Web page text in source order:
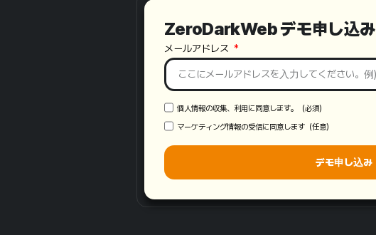
ZeroDarkWeb デモ申し込み
メールアドレス
個人情報の収集、利用に同意します。（必須）
マーケティング情報の受信に同意します（任意）
デモ申し込み